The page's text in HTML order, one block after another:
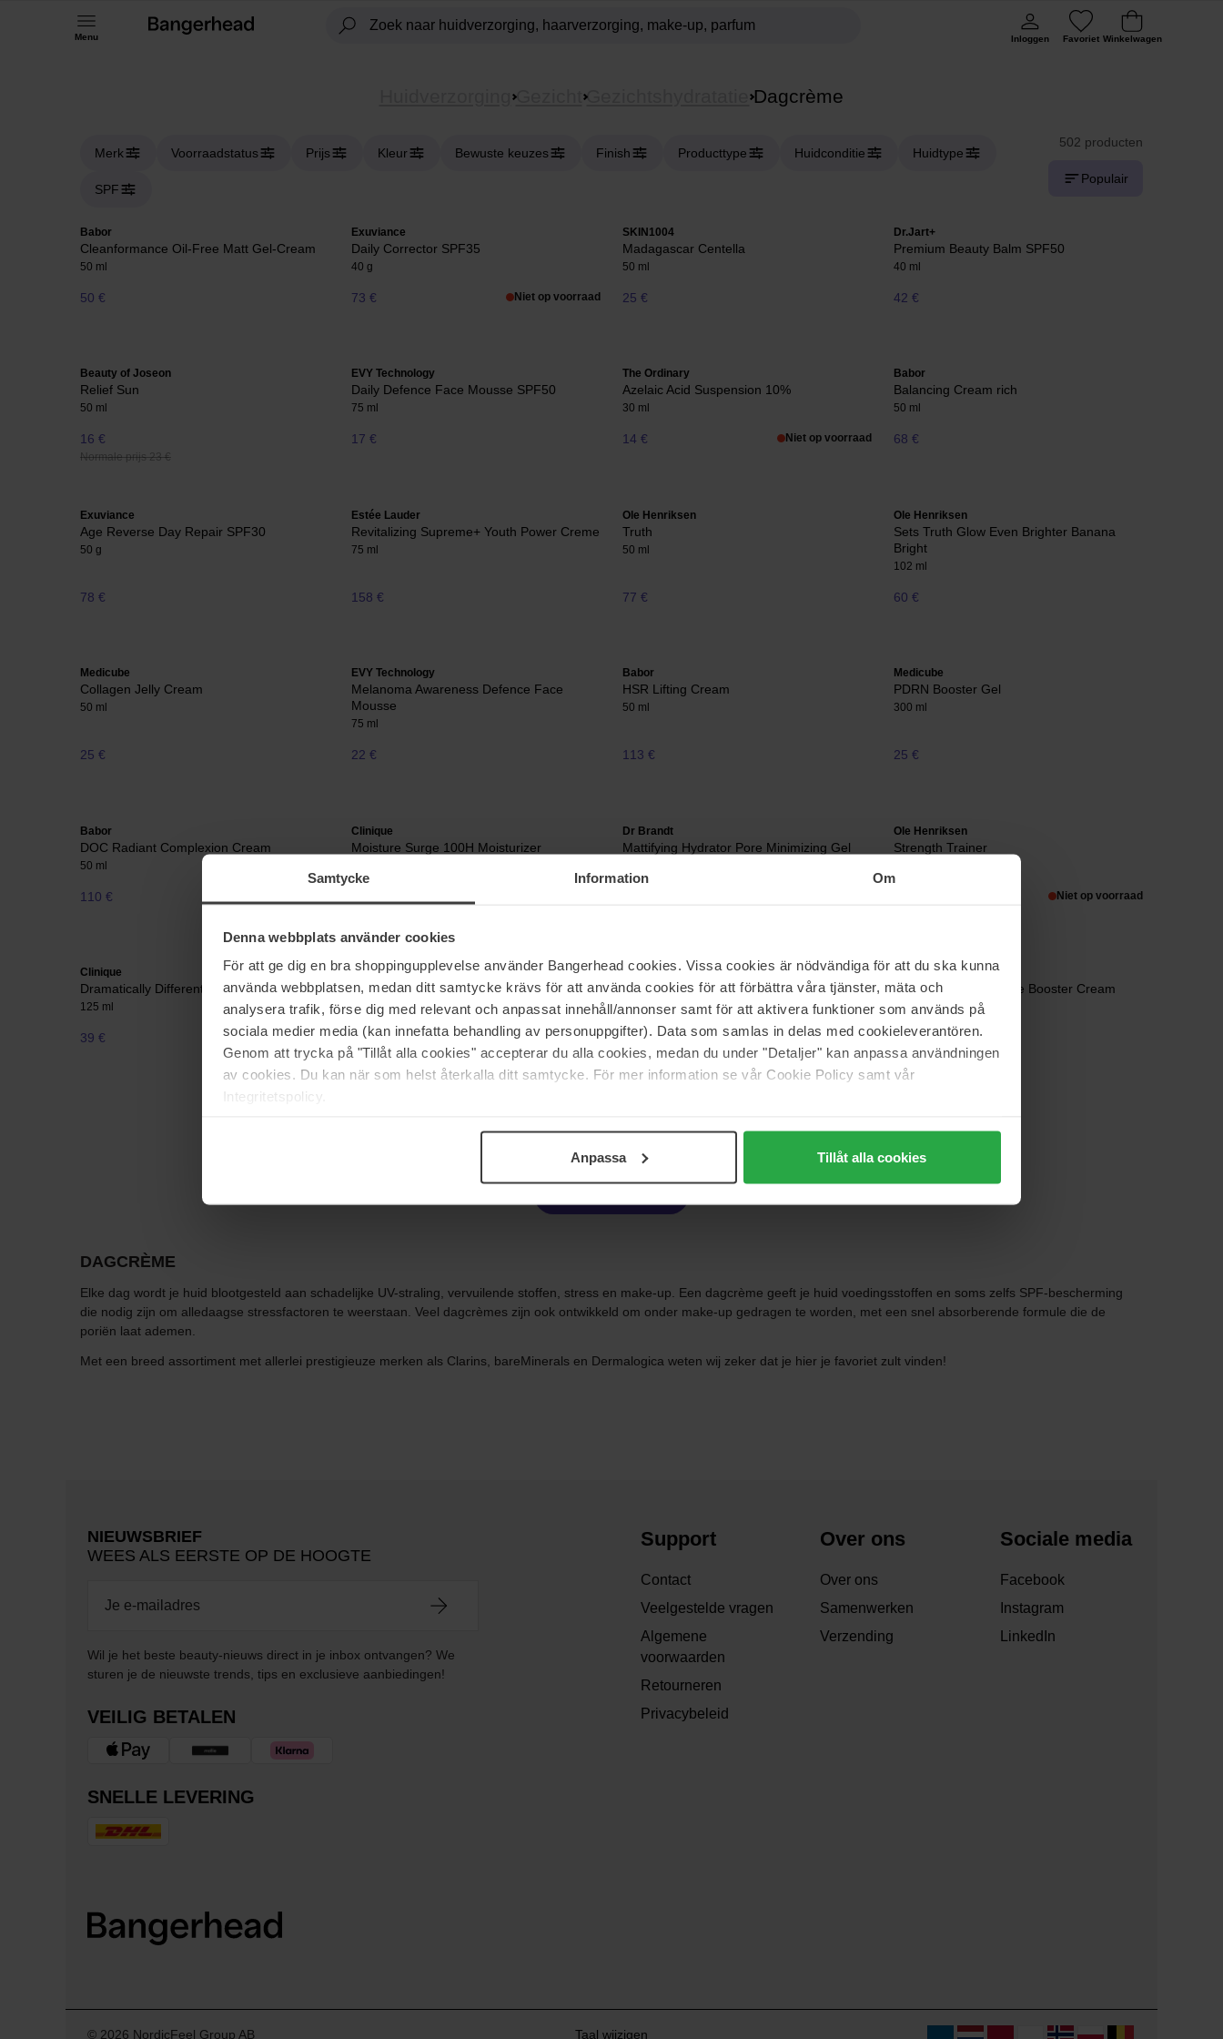
Samtycke Information Om
Denna webbplats använder cookies
För att ge dig en bra shoppingupplevelse använder Bangerhead cookies. Vissa cookies är nödvändiga för att du ska kunna
använda webbplatsen, medan ditt samtycke krävs för att använda cookies för att förbättra våra tjänster, mäta och
analysera trafik, förse dig med relevant och anpassat innehåll/annonser samt för att aktivera funktioner som används på
sociala medier media (kan innefatta behandling av personuppgifter). Data som samlas in delas med cookieleverantören.
Genom att trycka på "Tillåt alla cookies" accepterar du alla cookies, medan du under "Detaljer" kan anpassa användningen
av cookies. Du kan när som helst återkalla ditt samtycke. För mer information se vår Cookie Policy samt vår
Integritetspolicy.
Anpassa Tillåt alla cookies
Menu Inloggen Favoriet Winkelwagen
Gezicht Gezichtshydratatie Dagcrème
Merk Voorraadstatus Prijs Kleur Bewuste keuzes Finish Producttype Huidconditie Huidtype
SPF
502 producten
Populair
Babor
Cleanformance Oil-Free Matt Gel-Cream
50 ml
50 €
Exuviance
Daily Corrector SPF35
40 g
73 € Niet op voorraad
SKIN1004
Madagascar Centella
50 ml
25 €
Dr.Jart+
Premium Beauty Balm SPF50
40 ml
42 €
Beauty of Joseon
Relief Sun
50 ml
16 €
Normale prijs 23 €
EVY Technology
Daily Defence Face Mousse SPF50
75 ml
17 €
The Ordinary
Azelaic Acid Suspension 10%
30 ml
14 € Niet op voorraad
Babor
Balancing Cream rich
50 ml
68 €
Exuviance
Age Reverse Day Repair SPF30
50 g
78 €
Estée Lauder
Revitalizing Supreme+ Youth Power Creme
75 ml
158 €
Ole Henriksen
Truth
50 ml
77 €
Ole Henriksen
Sets Truth Glow Even Brighter Banana
Bright
102 ml
60 €
Medicube
Collagen Jelly Cream
50 ml
25 €
EVY Technology
Melanoma Awareness Defence Face
Mousse
75 ml
22 €
Babor
HSR Lifting Cream
50 ml
113 €
Medicube
PDRN Booster Gel
300 ml
25 €
Babor
DOC Radiant Complexion Cream
50 ml
110 €
Clinique
Moisture Surge 100H Moisturizer
Dr Brandt
Mattifying Hydrator Pore Minimizing Gel
Ole Henriksen
Strength Trainer
Niet op voorraad
Clinique
Dramatically Different Moisturizing Gel
125 ml
39 €
Lumene
Bounce Moisturizer
50 ml
29 €
Babor
Moisturizing Cream
50 ml
66 €
Babor
DOC Collagen-Peptide Booster Cream
50 ml
115 €
DAGCRÈME
Elke dag wordt je huid blootgesteld aan schadelijke UV-straling, vervuilende stoffen, stress en make-up. Een dagcrème geeft je huid voedingsstoffen en soms zelfs SPF-bescherming
die nodig zijn om alledaagse stressfactoren te weerstaan. Veel dagcrèmes zijn ook ontwikkeld om onder make-up gedragen te worden, met een snel absorberende formule die de
poriën laat ademen.
Met een breed assortiment met allerlei prestigieuze merken als Clarins, bareMinerals en Dermalogica weten wij zeker dat je hier je favoriet zult vinden!
NIEUWSBRIEF
WEES ALS EERSTE OP DE HOOGTE
Wil je het beste beauty-nieuws direct in je inbox ontvangen? We
sturen je de nieuwste trends, tips en exclusieve aanbiedingen!
VEILIG BETALEN
SNELLE LEVERING
Support
Contact
Veelgestelde vragen
Algemene
voorwaarden
Retourneren
Privacybeleid
Over ons
Over ons
Samenwerken
Verzending
Sociale media
Facebook
Instagram
LinkedIn
© 2026 NordicFeel Group AB Taal wijzigen